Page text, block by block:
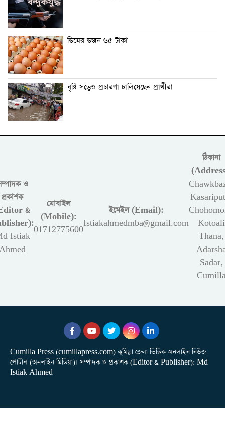
ডিমের ডজন ৬৫ টাকা
বৃষ্টি সত্ত্বেও প্রচারণা চালিয়েছেন প্রার্থীরা
ও
প্রকাশক
&
Istiak
মোবাইল
(Mobile):
01712775600
ইমেইল (Email):
Istiakahmedmba@gmail.com
ঠিকানা
Kotoali
Thana,
Sadar,
Cumilla Press (cumillapress.com) কুমিল্লা জেলা ভিত্তিক অনলাইন নিউজ
পোর্টাল (অনলাইন মিডিয়া)। সম্পাদক ও প্রকাশক (Editor & Publisher): Md
Istiak Ahmed